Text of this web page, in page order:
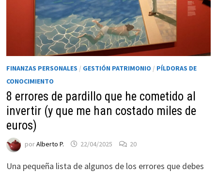
FINANZAS PERSONALES / GESTIÓN PATRIMONIO / PÍLDORAS DE
CONOCIMIENTO
8 errores de pardillo que he cometido al
invertir (y que me han costado miles de
euros)
porAlberto P. 22/04/2025 20
Una pequeña lista de algunos de los errores que debes